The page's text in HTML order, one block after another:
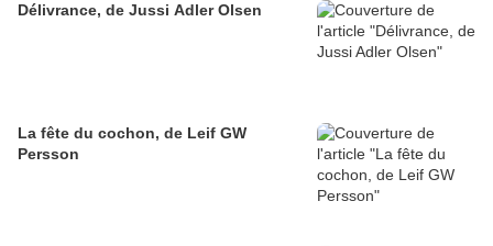
Délivrance, de Jussi Adler Olsen
La fête du cochon, de Leif GW
Persson